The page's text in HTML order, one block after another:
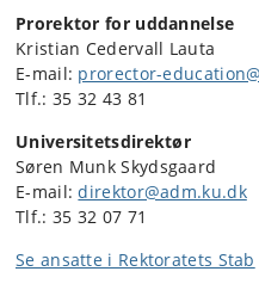
Prorektor for uddannelse
Kristian Cedervall Lauta
E-mail: prorector-
Tlf.: 35 32 43 81
Universitetsdirektør
Søren Munk Skydsgaard
E-mail:direktor@adm.ku.dk
Tlf.: 35 32 07 71
Se ansatte i Rektoratets Stab